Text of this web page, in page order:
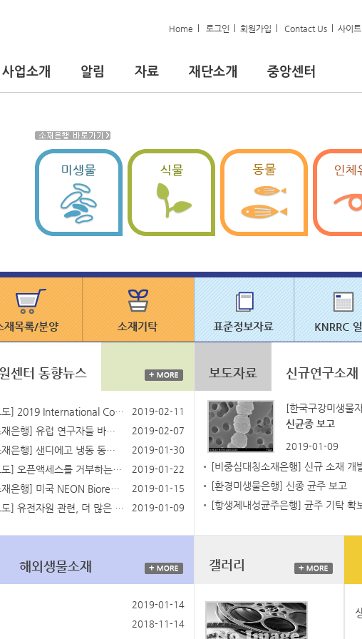
Home 로그인 회원가입 Contact Us 사이
센터 동향뉴스
[보도] 2019 International Compilation of Human Research Standards 공개 2019-02-11
[소재은행] 유럽 연구자들 바이오뱅크로 암에 맞서다 2019-02-07
[소재은행] 샌디에고 냉동 동물원, 전 세계 멸종 위기종에 희망을 제공 2019-01-30
[보도] 오픈액세스를 거부하는 Elsevier를 떠나는 저널 에디터들 2019-01-22
[소재은행] 미국 NEON Biorepository 2019-01-15
[보도] 유전자원 관련, 더 많은 규칙을 공포한 중국 2019-01-09
보도자료 신규연구소재
[한국구강미생물
신균종 보고
2019-01-09
[비중심대칭소재은행] 신규 소재 개
[환경미생물은행] 신종 균주 보고
[항생제내성균주은행] 균주 기탁 확
해외생물소재
2019-01-14
2018-11-14
갤러리